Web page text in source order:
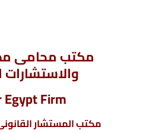
مكتب محامى
والاستشارات
Firm
مكتب المستشار